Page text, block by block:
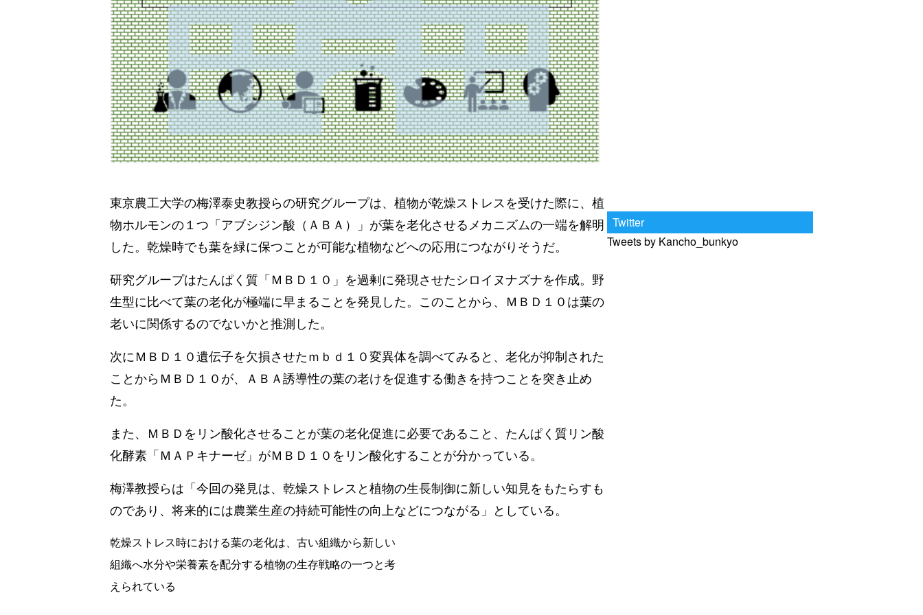
東京農工大学の梅澤泰史教授らの研究グループは、植物が乾燥ストレスを受けた際に、植
物ホルモンの１つ「アブシジン酸（ＡＢＡ）」が葉を老化させるメカニズムの一端を解明
した。乾燥時でも葉を緑に保つことが可能な植物などへの応用につながりそうだ。
研究グループはたんぱく質「ＭＢＤ１０」を過剰に発現させたシロイヌナズナを作成。野
生型に比べて葉の老化が極端に早まることを発見した。このことから、ＭＢＤ１０は葉の
老いに関係するのでないかと推測した。
次にＭＢＤ１０遺伝子を欠損させたｍｂｄ１０変異体を調べてみると、老化が抑制された
ことからＭＢＤ１０が、ＡＢＡ誘導性の葉の老けを促進する働きを持つことを突き止め
た。
また、ＭＢＤをリン酸化させることが葉の老化促進に必要であること、たんぱく質リン酸
化酵素「ＭＡＰキナーゼ」がＭＢＤ１０をリン酸化することが分かっている。
梅澤教授らは「今回の発見は、乾燥ストレスと植物の生長制御に新しい知見をもたらすも
のであり、将来的には農業生産の持続可能性の向上などにつながる」としている。
乾燥ストレス時における葉の老化は、古い組織から新しい
組織へ水分や栄養素を配分する植物の生存戦略の一つと考
えられている
Twitter
Tweets by Kancho_bunkyo